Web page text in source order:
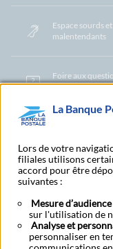
Espace sourds et
malentendants
Foire aux
centre d'aide
Protection des
Cookies
Contestation et
Alertes fraudes et
Aide
Vider le cache de
Accessibilité –
La Banque
Lors de votre
filiales utilisons
accord pour être
suivantes :
Mesure
sur l'utilisation de
Analyse et
personnaliser en